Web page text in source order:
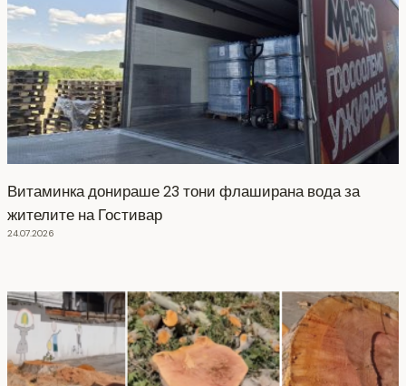
Витаминка донираше 23 тони флаширана вода за
жителите на Гостивар
24.07.2026